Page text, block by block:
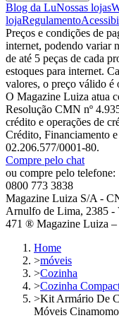
Blog da LuNossas lojas
lojaRegulamento
Preços e condições de
internet, podendo variar
de até 5 peças de cada
estoques para internet.
valores, o preço válido é
O Magazine Luiza atua
Resolução CMN nº
crédito e operações de
Crédito, Financiamento
02.206.577/0001-80.
Compre pelo chat
ou compre pelo telefone:
0800 773 3838
Magazine Luiza S/A -
Arnulfo de Lima, 2385 -
471 ® Magazine Luiza –
Home
>móveis
>Cozinha
>Cozinha
>Kit Armário De
Móveis